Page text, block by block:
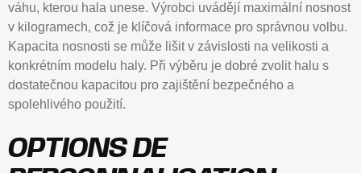
váhu, kterou hala unese. Výrobci uvádějí maximální nosnost
v kilogramech, což je klíčová informace pro správnou volbu.
Kapacita nosnosti se může lišit v závislosti na velikosti a
konkrétním modelu haly. Při výběru je dobré zvolit halu s
dostatečnou kapacitou pro zajištění bezpečného a
spolehlivého použití.
OPTIONS DE